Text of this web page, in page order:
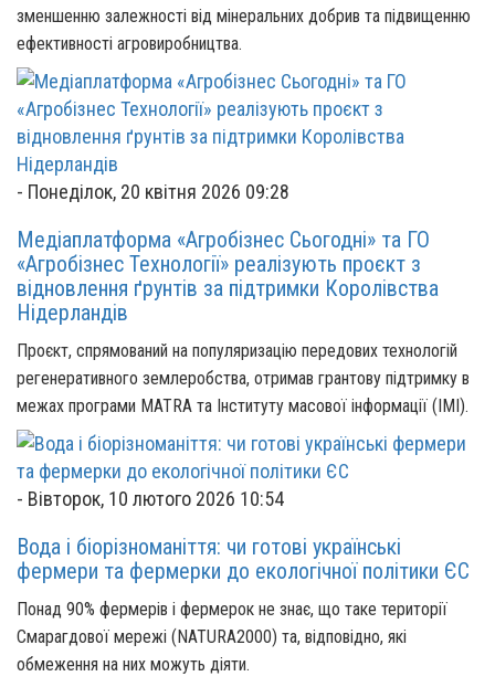
зменшенню залежності від мінеральних добрив та підвищенню
ефективності агровиробництва.
- Понеділок, 20 квітня 2026 09:28
Медіаплатформа «Агробізнес Сьогодні» та ГО
«Агробізнес Технології» реалізують проєкт з
відновлення ґрунтів за підтримки Королівства
Нідерландів
Проєкт, спрямований на популяризацію передових технологій
регенеративного землеробства, отримав грантову підтримку в
межах програми MATRA та Інституту масової інформації (ІМІ).
- Вівторок, 10 лютого 2026 10:54
Вода і біорізноманіття: чи готові українські
фермери та фермерки до екологічної політики ЄС
Понад 90% фермерів і фермерок не знає, що таке території
Смарагдової мережі (NATURA2000) та, відповідно, які
обмеження на них можуть діяти.